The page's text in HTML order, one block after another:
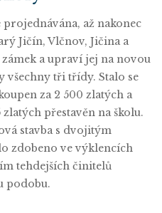
projednávána, až nakonec
Jičín, Vlčnov, Jičina a
a upraví jej na novou
všechny tři třídy. Stalo se
za 2 500 zlatých a
přestavěn na školu.
stavba s dvojitým
zdobeno ve výklencích
tehdejších činitelů
podobu.